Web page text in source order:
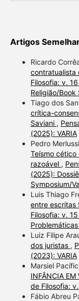
Artigos
Ricardo
contratualista
Filosofia: v.
Religião/Book
Tiago dos
crítica-
Saviani ,
(2025): VARIA
Pedro
Teísmo
razoável ,
(2025):
Symposium/
Luis Thiago
entre escritas
Filosofia: v.
Luiz Filipe
dos juristas ,
(2023): VARIA
Marsiel
INFÂNCIA EM
de Filosofia:
Fábio Abreu